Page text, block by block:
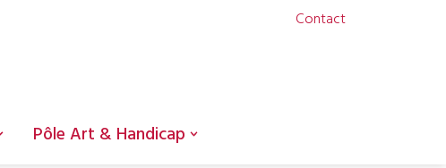
Contact
Pôle Art & Handicap